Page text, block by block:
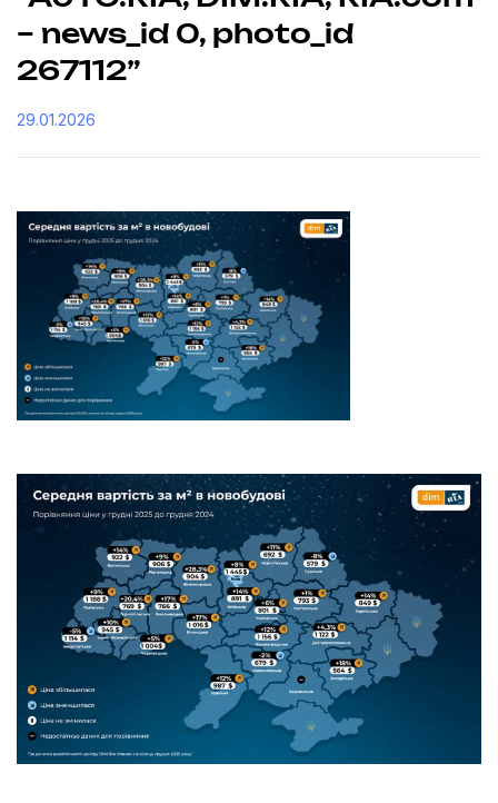
– news_id 0, photo_id
267112”
29.01.2026